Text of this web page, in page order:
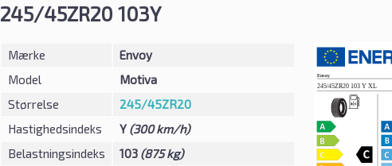
245/45ZR20 103Y
Mærke
Envoy
Model
Motiva
Størrelse
245/45ZR20
Hastighedsindeks
Y (300 km/h)
Belastningsindeks
103 (875 kg)